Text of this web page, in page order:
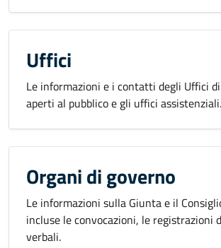
Uffici
Le informazioni e i contatti degli Uffici
aperti al pubblico e gli uffici assistenziali.
Organi di governo
Le informazioni sulla Giunta e il
incluse le convocazioni, le registrazioni
verbali.